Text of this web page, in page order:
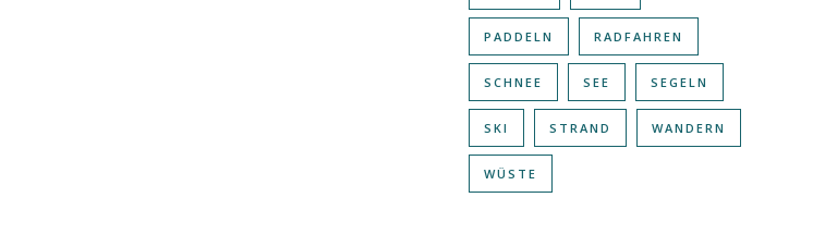
PADDELN RADFAHREN
SCHNEE SEE SEGELN
SKI STRAND WANDERN
WÜSTE